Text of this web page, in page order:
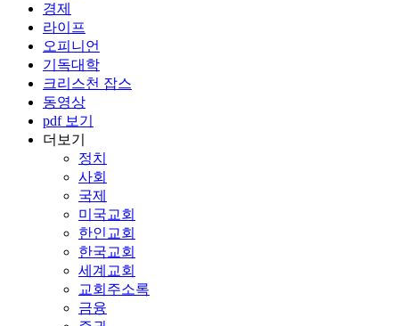
경제
라이프
오피니언
기독대학
크리스천 잡스
동영상
pdf 보기
더보기
정치
사회
국제
미국교회
한인교회
한국교회
세계교회
교회주소록
금융